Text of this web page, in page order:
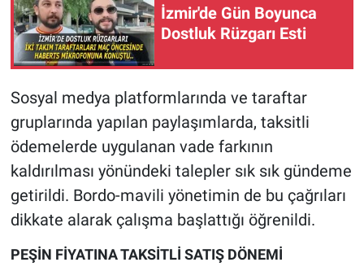
İzmir'de Gün Boyunca
Dostluk Rüzgarı Esti
Sosyal medya platformlarında ve taraftar
gruplarında yapılan paylaşımlarda, taksitli
ödemelerde uygulanan vade farkının
kaldırılması yönündeki talepler sık sık gündeme
getirildi. Bordo-mavili yönetimin de bu çağrıları
dikkate alarak çalışma başlattığı öğrenildi.
PEŞİN FİYATINA TAKSİTLİ SATIŞ DÖNEMİ